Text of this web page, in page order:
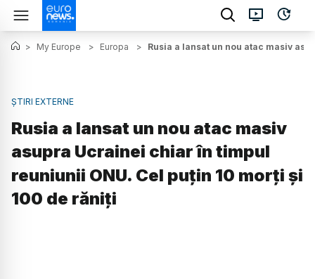
> My Europe > Europa > Rusia a lansat un nou atac masiv
ȘTIRI EXTERNE
Rusia a lansat un nou atac masiv
asupra Ucrainei chiar în timpul
reuniunii ONU. Cel puțin 10 morți și
100 de răniți